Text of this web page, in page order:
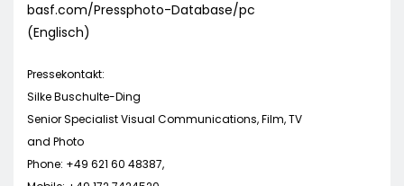
basf.com/Pressphoto-Database/pc
(Englisch)
Pressekontakt:
Silke Buschulte-Ding
Senior Specialist Visual Communications, Film, TV
and Photo
Phone: +49 621 60 48387,